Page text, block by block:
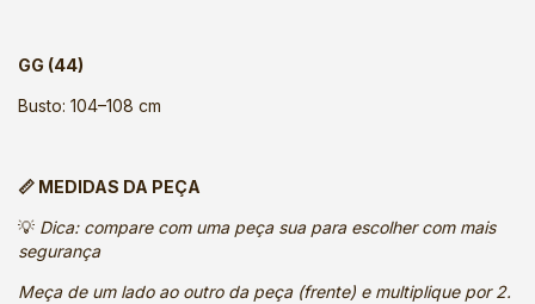
GG (44)
Busto: 104–108 cm
📏 MEDIDAS DA PEÇA
💡 Dica: compare com uma peça sua para escolher com mais
segurança
Meça de um lado ao outro da peça (frente) e multiplique por 2.